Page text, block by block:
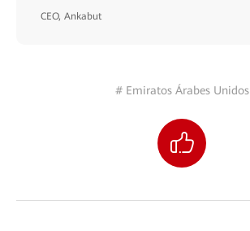
CEO, Ankabut
# Emiratos Árabes Unidos